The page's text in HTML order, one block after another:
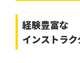
経験豊富な
インストラ